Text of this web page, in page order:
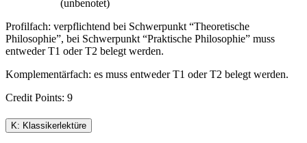
(unbenotet)
Profilfach: verpflichtend bei Schwerpunkt “Theoretische
Philosophie”, bei Schwerpunkt “Praktische Philosophie” muss
entweder T1 oder T2 belegt werden.
Komplementärfach: es muss entweder T1 oder T2 belegt werden.
Credit Points: 9
K: Klassikerlektüre